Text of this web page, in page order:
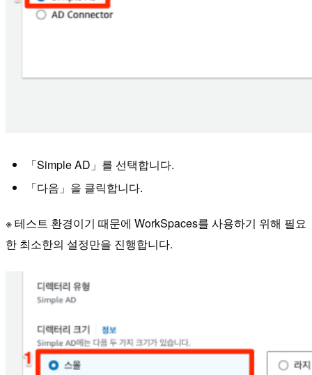
「Simple AD」를 선택합니다.
「다음」을 클릭합니다.
※ 테스트 환경이기 때문에 WorkSpaces를 사용하기 위해 필요
한 최소한의 설정만을 진행합니다.